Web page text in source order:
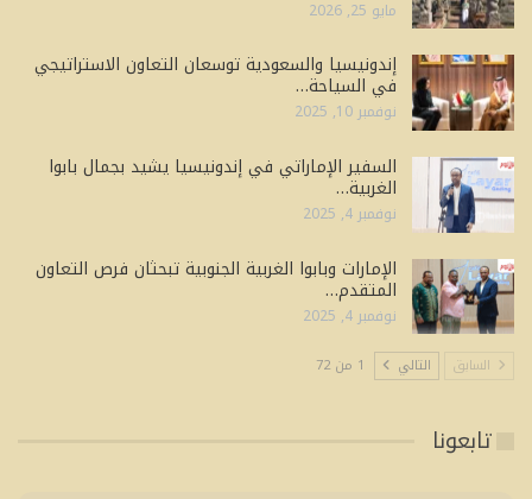
مايو 25, 2026
إندونيسيا والسعودية توسعان التعاون الاستراتيجي
في السياحة…
نوفمبر 10, 2025
السفير الإماراتي في إندونيسيا يشيد بجمال بابوا
الغربية…
نوفمبر 4, 2025
الإمارات وبابوا الغربية الجنوبية تبحثان فرص التعاون
المتقدم…
نوفمبر 4, 2025
السابق التالي 1 من 72
تابعونا